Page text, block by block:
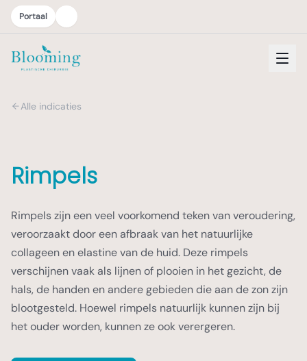
Portaal
Alle indicaties
Rimpels
Rimpels zijn een veel voorkomend teken van veroudering,
veroorzaakt door een afbraak van het natuurlijke
collageen en elastine van de huid. Deze rimpels
verschijnen vaak als lijnen of plooien in het gezicht, de
hals, de handen en andere gebieden die aan de zon zijn
blootgesteld. Hoewel rimpels natuurlijk kunnen zijn bij
het ouder worden, kunnen ze ook verergeren.